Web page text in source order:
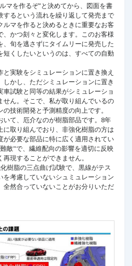
マを作るぞ”と決めてから、図面を書
するという流れを繰り返して発売まで
ルマを作ると決めるときに重要なお客
、かつ刻々と変化します。このお客様
、旬を逃さずにタイムリーに発売した
短くしたいというのは、すべての自動
実験をシミュレーションに置き換え
かし、ただシミュレーションに置き
試験と同等の結果がシミュレーショ
せん。そこで、私が取り組んでいるの
技術開発と予測精度の向上です。
いて、厄介なのが樹脂部品です。8年
に取り組んでおり、非強化樹脂の方は
が必要な部品に特に広く適用されてい
敵"で、繊維配向の影響を適切に反映
現することができません。
樹脂の三点曲げ試験で、黒線がテス
を考慮していないシュミュレーション
全然合っていないことがお分りいただ